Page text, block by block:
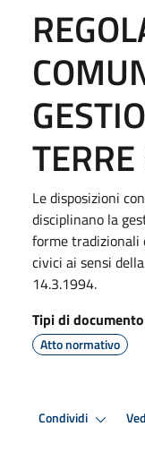
Le disposizioni
disciplinano la
forme tradizionali
civici ai sensi
14.3.1994.
Tipi di documento
Atto normativo
Condividi